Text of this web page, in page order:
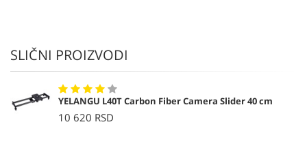
SLIČNI PROIZVODI
YELANGU L40T Carbon Fiber Camera Slider 40 cm
10 620 RSD